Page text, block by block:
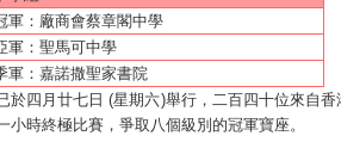
軍：廠商會蔡章閣中學
軍：聖馬可中學
軍：嘉諾撒聖家書院
於四月廿七日 (星期六)舉行，二百四十位來自
小時終極比賽，爭取八個級別的冠軍寶座。